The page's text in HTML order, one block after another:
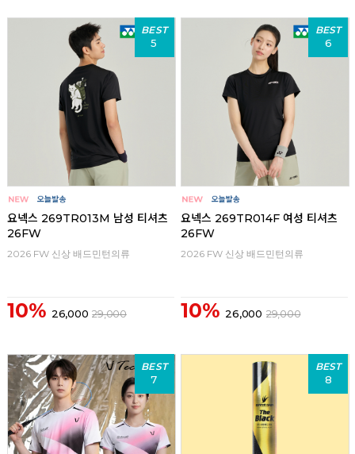
BEST
5
요넥스 269TR013M 남성 티셔츠
26FW
2026 FW 신상 배드민턴의류
10% 26,000 29,000
BEST
6
요넥스 269TR014F 여성 티셔츠
26FW
2026 FW 신상 배드민턴의류
10% 26,000 29,000
BEST
7
BEST
8